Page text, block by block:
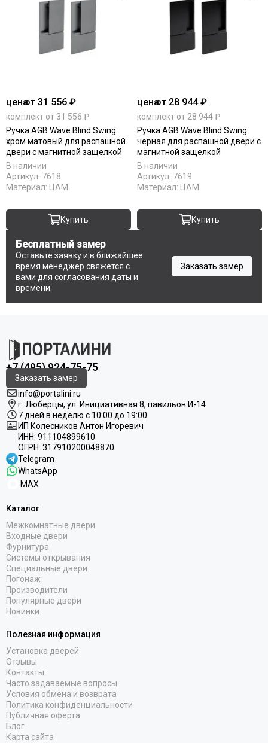
ценаот 31 556 ₽
комплект от 31 556 ₽
Ручка AGB Wave Blind Swing
хром матовый для распашной
двери с магнитной защелкой
В наличии
Артикул: 7618
Материал: ЦАМ
Купить
ценаот 28 944 ₽
комплект от 28 944 ₽
Ручка AGB Wave Blind Swing
чёрная для распашной двери с
магнитной защелкой
В наличии
Артикул: 7619
Материал: ЦАМ
Купить
Бесплатный замер
Оставьте заявку и в ближайшее
время менеджер свяжется с
вами для согласования даты и
времени.
Заказать замер
+7 (495) 924-75-75
Заказать замер
info@portalini.ru
г. Люберцы, ул. Инициативная 8, павильон И-14
7 дней в неделю с 10:00 до 19:00
ИП Колесников Антон Игоревич
ИНН: 911104899610
ОГРН: 317910200048870
Telegram
WhatsApp
MAX
Каталог
Межкомнатные двери
Входные двери
Фурнитура
Системы открывания
Специальные двери
Погонаж
Производители
Популярные двери
Новинки
Полезная информация
Установка дверей
Отзывы
Контакты
Часто задаваемые вопросы
Условия обмена и возврата
Политика конфиденциальности
Публичная оферта
Блог
Карта сайта